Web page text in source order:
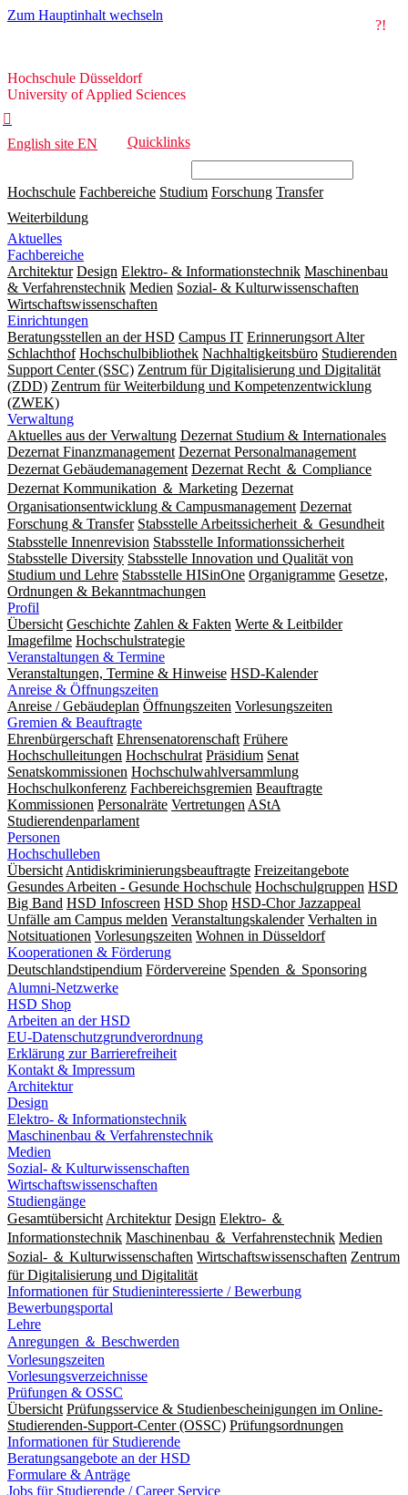
Zum Hauptinhalt wechseln
?!
Hochschule
Düsseldorf
Hochschule Düsseldorf
University of Applied Sciences

English site EN Quicklinks
Hochschule Fachbereiche Studium Forschung Transfer
Weiterbildung
Aktuelles
Fachbereiche
Architektur Design Elektro- & Informationstechnik Maschinenbau
& Verfahrenstechnik Medien Sozial- & Kulturwissenschaften
Wirtschaftswissenschaften
Einrichtungen
Beratungsstellen an der HSD Campus IT Erinnerungsort Alter
Schlachthof Hochschulbibliothek Nachhaltigkeitsbüro Studierenden
Support Center (SSC) Zentrum für Digitalisierung und Digitalität
(ZDD) Zentrum für Weiterbildung und Kompetenzentwicklung
(ZWEK)
Verwaltung
Aktuelles aus der Verwaltung Dezernat Studium & Internationales
Dezernat Finanzmanagement Dezernat Personalmanagement
Dezernat Gebäudemanagement Dezernat Recht ＆ Compliance
Dezernat Kommunikation ＆ Marketing Dezernat
Organisationsentwicklung & Campusmanagement Dezernat
Forschung & Transfer Stabsstelle Arbeitssicherheit ＆ Gesundheit
Stabsstelle Innenrevision Stabsstelle In­for­ma­ti­ons­sicher­heit
Stabsstelle Diversity Stabsstelle Innovation und Qualität von
Studium und Lehre Stabsstelle HISinOne Organigramme Gesetze,
Ordnungen & Bekanntmachungen
Profil
Übersicht Geschichte Zahlen & Fakten Werte & Leitbilder
Imagefilme Hochschulstrategie
Veranstaltungen & Termine
Veranstaltungen, Termine & Hinweise HSD-Kalender
Anreise & Öffnungszeiten
Anreise / Gebäudeplan Öffnungszeiten Vorlesungszeiten
Gremien & Beauftragte
Ehrenbürgerschaft Ehrensenatorenschaft Frühere
Hochschulleitungen Hochschulrat Präsidium Senat
Senatskommissionen Hochschulwahlversammlung
Hochschulkonferenz Fachbereichsgremien Beauftragte
Kommissionen Personalräte Vertretungen AStA
Studierendenparlament
Personen
Hochschulleben
Übersicht Antidiskriminierungsbeauftragte Freizeitangebote
Gesundes Arbeiten - Gesunde Hochschule Hochschulgruppen HSD
Big Band HSD Infoscreen HSD Shop HSD-Chor Jazzappeal
Unfälle am Campus melden Veranstaltungskalender Verhalten in
Notsituationen Vorlesungszeiten Wohnen in Düsseldorf
Kooperationen & Förderung
Deutschlandstipendium Fördervereine Spenden ＆ Sponsoring
Alumni-Netzwerke
HSD Shop
Arbeiten an der HSD
EU-Datenschutzgrundverordnung
Erklärung zur Barrierefreiheit
Kontakt & Impressum
Architektur
Design
Elektro- & Informationstechnik
Maschinenbau & Verfahrenstechnik
Medien
Sozial- & Kulturwissenschaften
Wirtschaftswissenschaften
Studiengänge
Gesamtübersicht Architektur Design Elektro- ＆
Informationstechnik Maschinenbau ＆ Verfahrenstechnik Medien
Sozial- ＆ Kulturwissenschaften Wirtschaftswissenschaften Zentrum
für Digitalisierung und Digitalität
Informationen für Studieninteressierte / Bewerbung
Bewerbungsportal
Lehre
Anregungen ＆ Beschwerden
Vorlesungszeiten
Vorlesungsverzeichnisse
Prüfungen & OSSC
Übersicht Prüfungsservice & Studienbescheinigungen im Online-
Studierenden-Support-Center (OSSC) Prüfungsordnungen
Informationen für Studierende
Beratungsangebote an der HSD
Formulare & Anträge
Jobs für Studierende / Career Service